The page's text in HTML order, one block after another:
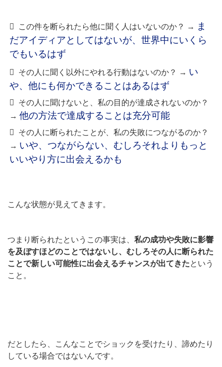
この件を断られたら他に聞く人はいないのか？ →
ま
だアイディアとしてはないが、世界中にいくら
でもいるはず
その人に聞く以外にやれる行動はないのか？ → い
や、他にも何かできることはあるはず
その人に聞けないと、私の目的が達成されないのか？
→ 他の方法で達成することは充分可能
その人に断られたことが、私の失敗につながるのか？
→ いや、つながらない、むしろそれよりもっと
いいやり方に出会えるかも
こんな状態が見えてきます。
つまり断られたというこの事実は、 私の成功や失敗に影響
を及ぼすほどのことではないし、むしろその人に断られた
ことで新しい可能性に出会えるチャンスが出てきたという
こと。
だとしたら、こんなことでショックを受けたり、諦めたり
している場合ではないんです。